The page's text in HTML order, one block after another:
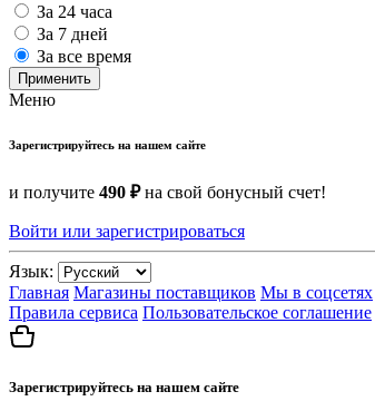
За 24 часа
За 7 дней
За все время
Применить
Меню
Зарегистрируйтесь на нашем сайте
и получите 490 ₽на свой бонусный счет!
Войти или зарегистрироваться
Язык:
Главная Магазины поставщиков Мы в соцсетях
Правила сервиса Пользовательское соглашение
Зарегистрируйтесь на нашем сайте